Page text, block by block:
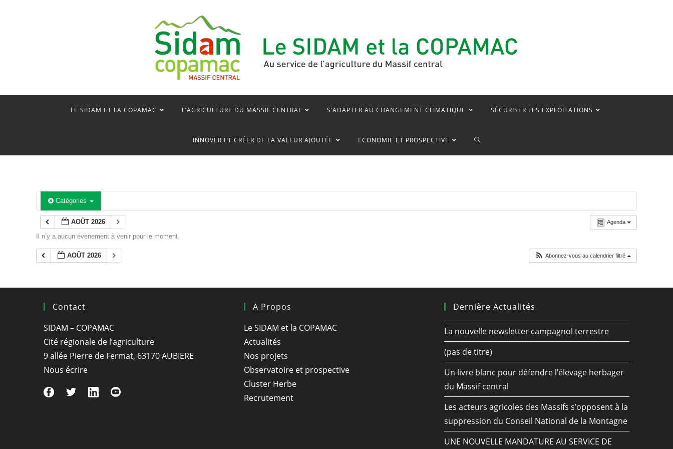
LE SIDAM ET LA COPAMAC L’AGRICULTURE DU MASSIF CENTRAL S’ADAPTER AU CHANGEMENT CLIMATIQUE SÉCURISER LES EXPLOITATIONS
INNOVER ET CRÉER DE LA VALEUR AJOUTÉE ECONOMIE ET PROSPECTIVE TOGGLE
Catégories
Agenda
AOÛT 2026
Il n’y a aucun évènement à venir pour le moment.
AOÛT 2026 Abonnez-vous au calendrier filtré
Contact
SIDAM – COPAMAC
Cité régionale de l’agriculture
9 allée Pierre de Fermat, 63170 AUBIERE
Nous écrire
A Propos
Le SIDAM et la COPAMAC
Actualités
Nos projets
Observatoire et prospective
Cluster Herbe
Recrutement
Dernière Actualités
La nouvelle newsletter campagnol terrestre
(pas de titre)
Un livre blanc pour défendre l’élevage herbager
du Massif central
Les acteurs agricoles des Massifs s’opposent à la
suppression du Conseil National de la Montagne
UNE NOUVELLE MANDATURE AU SERVICE DE